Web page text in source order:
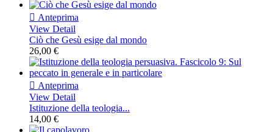
 Anteprima
View Detail
Ciò che Gesù esige dal mondo
26,00 €
 Anteprima
View Detail
Istituzione della teologia...
14,00 €